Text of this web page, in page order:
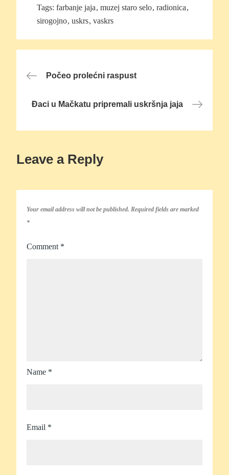
Tags:farbanje jaja muzej staro selo radionica
sirogojno uskrs vaskrs
Post
navigation
Počeo prolećni raspust
Đaci u Mačkatu pripremali uskršnja jaja
Leave a Reply
Your email address will not be published. Required fields are marked
*
Comment *
Name *
Email *